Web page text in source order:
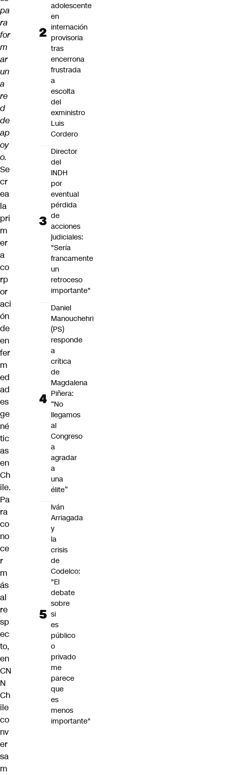
pa
ra
for
m
ar
un
a
re
d
de
ap
oy
o.
Se
cr
ea
la
pri
m
er
a
co
rp
or
aci
ón
de
en
fer
m
ed
ad
es
ge
né
tic
as
en
Ch
ile.
Pa
ra
co
no
ce
r
m
ás
al
re
sp
ec
to,
en
CN
N
Ch
ile
co
nv
er
sa
m
adolescente
en
internación
provisoria
tras
encerrona
frustrada
a
escolta
del
exministro
Luis
Cordero
Director
del
INDH
por
eventual
pérdida
de
acciones
judiciales:
"Sería
francamente
un
retroceso
importante"
Daniel
Manouchehri
(PS)
responde
a
crítica
de
Magdalena
Piñera:
“No
llegamos
al
Congreso
a
agradar
a
una
élite”
Iván
Arriagada
y
la
crisis
de
Codelco:
"El
debate
sobre
si
es
público
o
privado
me
parece
que
es
menos
importante"